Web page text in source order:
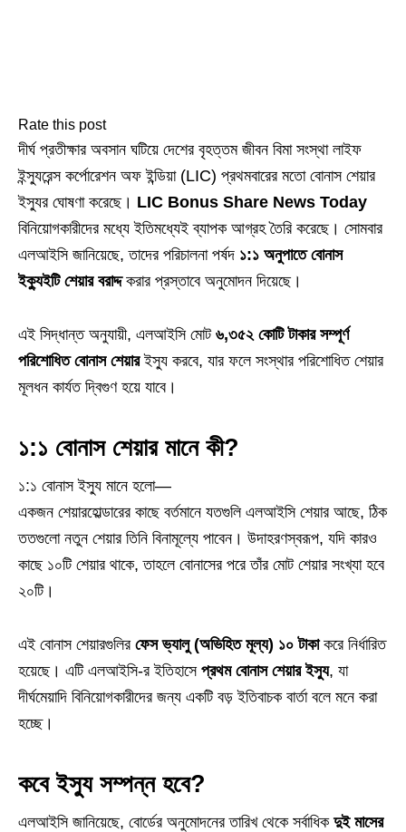
Rate this post
দীর্ঘ প্রতীক্ষার অবসান ঘটিয়ে দেশের বৃহত্তম জীবন বিমা সংস্থা লাইফ
ইন্স্যুরেন্স কর্পোরেশন অফ ইন্ডিয়া (LIC) প্রথমবারের মতো বোনাস শেয়ার
ইস্যুর ঘোষণা করেছে। LIC Bonus Share News Today
বিনিয়োগকারীদের মধ্যে ইতিমধ্যেই ব্যাপক আগ্রহ তৈরি করেছে। সোমবার
এলআইসি জানিয়েছে, তাদের পরিচালনা পর্ষদ ১:১ অনুপাতে বোনাস
ইক্যুইটি শেয়ার বরাদ্দকরার প্রস্তাবে অনুমোদন দিয়েছে।
এই সিদ্ধান্ত অনুযায়ী, এলআইসি মোট ৬,৩৫২ কোটি টাকার সম্পূর্ণ
পরিশোধিত বোনাস শেয়ারইস্যু করবে, যার ফলে সংস্থার পরিশোধিত শেয়ার
মূলধন কার্যত দ্বিগুণ হয়ে যাবে।
১:১ বোনাস শেয়ার মানে কী?
১:১ বোনাস ইস্যু মানে হলো—
একজন শেয়ারহোল্ডারের কাছে বর্তমানে যতগুলি এলআইসি শেয়ার আছে, ঠিক
ততগুলো নতুন শেয়ার তিনি বিনামূল্যে পাবেন। উদাহরণস্বরূপ, যদি কারও
কাছে ১০টি শেয়ার থাকে, তাহলে বোনাসের পরে তাঁর মোট শেয়ার সংখ্যা হবে
২০টি।
এই বোনাস শেয়ারগুলির ফেস ভ্যালু (অভিহিত মূল্য) ১০ টাকাকরে নির্ধারিত
হয়েছে। এটি এলআইসি‑র ইতিহাসে প্রথম বোনাস শেয়ার ইস্যু, যা
দীর্ঘমেয়াদি বিনিয়োগকারীদের জন্য একটি বড় ইতিবাচক বার্তা বলে মনে করা
হচ্ছে।
কবে ইস্যু সম্পন্ন হবে?
এলআইসি জানিয়েছে, বোর্ডের অনুমোদনের তারিখ থেকে সর্বাধিক দুই মাসের